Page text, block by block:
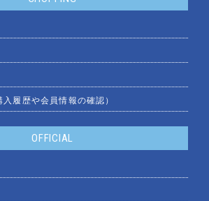
履歴や会員情報の確認）
OFFICIAL